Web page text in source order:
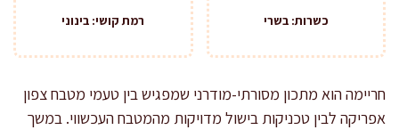
כשרות: בשרי רמת קושי: בינוני
חריימה הוא מתכון מסורתי-מודרני שמפגיש בין טעמי מטבח צפון
אפריקה לבין טכניקות בישול מדויקות מהמטבח העכשווי. במשך